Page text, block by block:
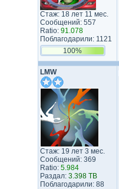
Стаж: 18 лет 11 мес.
Сообщений: 557
Ratio: 91.078
Поблагодарили: 1121
100%
LMW
Стаж: 19 лет 3 мес.
Сообщений: 369
Ratio: 5.984
Раздал: 3.398 TB
Поблагодарили: 88